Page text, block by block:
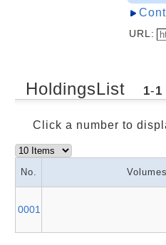
URL:
HoldingsList 1-1
Click a number to
No. Volumes
0001